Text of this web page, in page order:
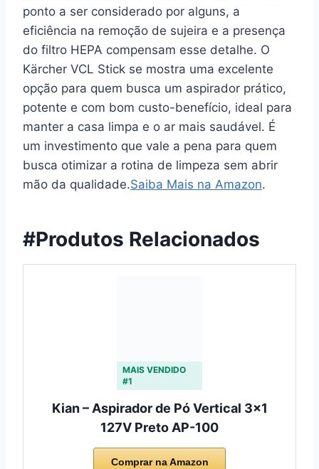
ponto a ser considerado por alguns, a
eficiência na remoção de sujeira e a presença
do filtro HEPA compensam esse detalhe. O
Kärcher VCL Stick se mostra uma excelente
opção para quem busca um aspirador prático,
potente e com bom custo-benefício, ideal para
manter a casa limpa e o ar mais saudável. É
um investimento que vale a pena para quem
busca otimizar a rotina de limpeza sem abrir
mão da qualidade.Saiba Mais na Amazon.
#Produtos Relacionados
MAIS VENDIDO
#1
Kian – Aspirador de Pó Vertical 3×1
127V Preto AP-100
Comprar na Amazon